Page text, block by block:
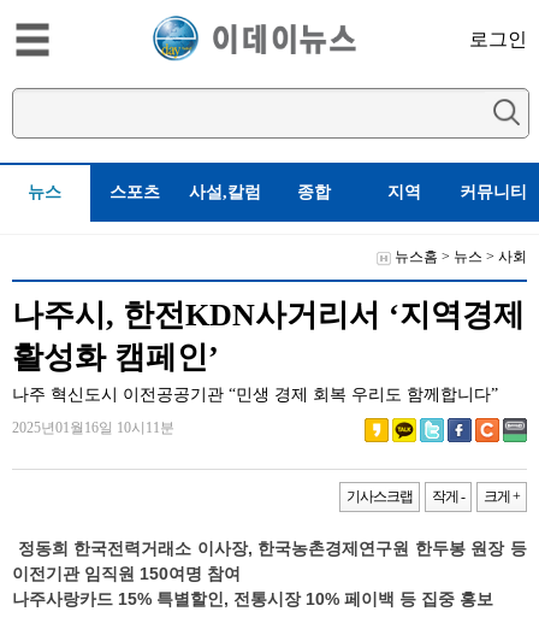
로그인
뉴스 스포츠 사설,칼럼 종합 지역 커뮤니티
뉴스홈 > 뉴스 > 사회
나주시, 한전KDN사거리서 ‘지역경제
활성화 캠페인’
나주 혁신도시 이전공공기관 “민생 경제 회복 우리도 함께합니다”
2025년01월16일 10시11분
기사스크랩 작게 - 크게 +
정동희 한국전력거래소 이사장, 한국농촌경제연구원 한두봉 원장 등
이전기관 임직원 150여명 참여
나주사랑카드 15% 특별할인, 전통시장 10% 페이백 등 집중 홍보